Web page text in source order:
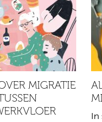
MIGRATIE
In